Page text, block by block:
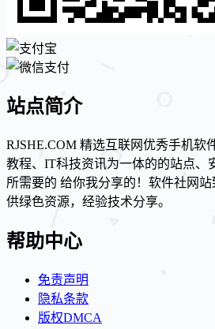
站点简介
RJSHE.COM 精选互联网优秀手机软
教程、IT科技资讯为一体的的站点、
所需要的 给你我分享的！软件社网
供绿色资源，经验技术分享。
帮助中心
免责声明
隐私条款
版权DMCA